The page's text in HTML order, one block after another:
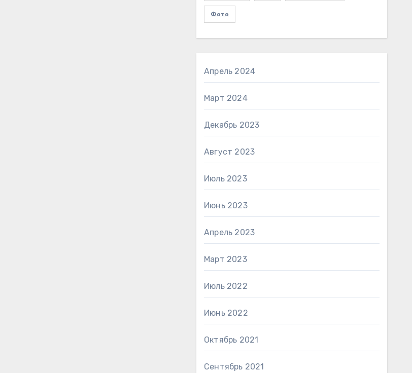
Фото
Апрель 2024
Март 2024
Декабрь 2023
Август 2023
Июль 2023
Июнь 2023
Апрель 2023
Март 2023
Июль 2022
Июнь 2022
Октябрь 2021
Сентябрь 2021